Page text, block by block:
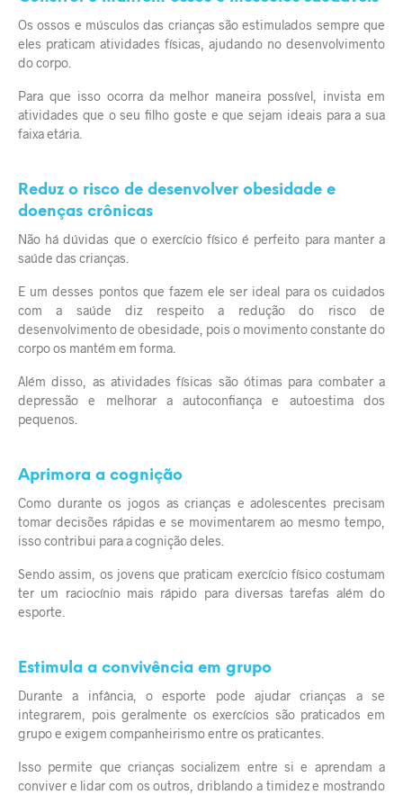
Os ossos e músculos das crianças são estimulados sempre que
eles praticam atividades físicas, ajudando no desenvolvimento
do corpo.
Para que isso ocorra da melhor maneira possível, invista em
atividades que o seu filho goste e que sejam ideais para a sua
faixa etária.
Reduz o risco de desenvolver obesidade e
doenças crônicas
Não há dúvidas que o exercício físico é perfeito para manter a
saúde das crianças.
E um desses pontos que fazem ele ser ideal para os cuidados
com a saúde diz respeito a redução do risco de
desenvolvimento de obesidade, pois o movimento constante do
corpo os mantém em forma.
Além disso, as atividades físicas são ótimas para combater a
depressão e melhorar a autoconfiança e autoestima dos
pequenos.
Aprimora a cognição
Como durante os jogos as crianças e adolescentes precisam
tomar decisões rápidas e se movimentarem ao mesmo tempo,
isso contribui para a cognição deles.
Sendo assim, os jovens que praticam exercício físico costumam
ter um raciocínio mais rápido para diversas tarefas além do
esporte.
Estimula a convivência em grupo
Durante a infância, o esporte pode ajudar crianças a se
integrarem, pois geralmente os exercícios são praticados em
grupo e exigem companheirismo entre os praticantes.
Isso permite que crianças socializem entre si e aprendam a
conviver e lidar com os outros, driblando a timidez e mostrando